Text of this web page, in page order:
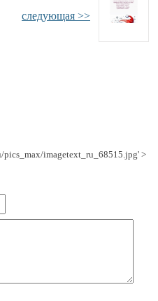
следующая >>
imagetext_ru_68515.jpg' >